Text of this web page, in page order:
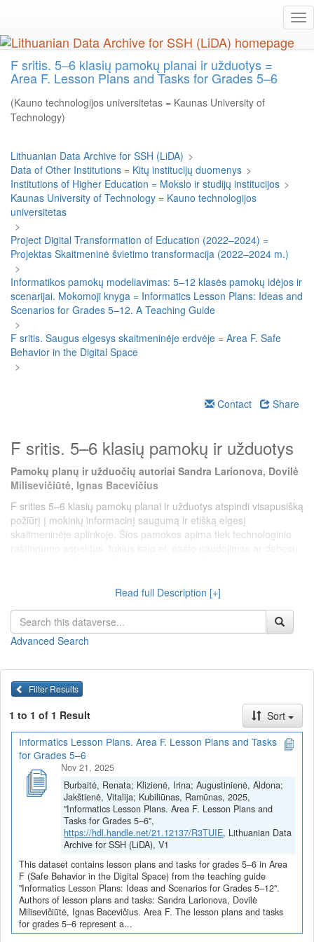
main
content
F sritis. 5–6 klasių pamokų planai ir užduotys =
Area F. Lesson Plans and Tasks for Grades 5–6
(Kauno technologijos universitetas = Kaunas University of
Technology)
Lithuanian Data Archive for SSH (LiDA) >
Data of Other Institutions = Kitų institucijų duomenys >
Institutions of Higher Education = Mokslo ir studijų institucijos >
Kaunas University of Technology = Kauno technologijos
universitetas
>
Project Digital Transformation of Education (2022–2024) =
Projektas Skaitmeninė švietimo transformacija (2022–2024 m.)
>
Informatikos pamokų modeliavimas: 5–12 klasės pamokų idėjos ir
scenarijai. Mokomoji knyga = Informatics Lesson Plans: Ideas and
Scenarios for Grades 5–12. A Teaching Guide
>
F sritis. Saugus elgesys skaitmeninėje erdvėje = Area F. Safe
Behavior in the Digital Space
>
Contact Share
F sritis. 5–6 klasių pamokų ir užduotys
Pamokų planų ir užduočių autoriai Sandra Larionova, Dovilė
Milisevičiūtė, Ignas Bacevičius
F srities 5–6 klasių pamokų planai ir užduotys atspindi visapusišką
požiūrį į mokinių informacinį saugumą ir etišką elgesį
skaitmeninėje aplinkoje. Šios pamokos apima tiek technologinio
skaitmeninį etiką ar atsakomybę virtualioje erdvėje. Temų įvairovė
sąmoningumą.
Pamokų planai ir užduotys
Kaip taisyklingai dirbti kompiuteriu (Sandra Larionova)
Skaitmeninių technologijų poveikis aplinkai (Sandra
Saugus bendravimas virtualiojoje erdvėje (Sandra
Larionova)
Kibernetinės grėsmės, 1 pamoka (Sandra Larionova)
Kibernetinės grėsmės, 2 pamoka (Sandra Larionova)
Saugus elgesys virtualioje/kibernetinėje erdvėje (Dovilė
Milisevičiūtė)
El. pašto programa, struktūra, privalumai (Ignas Bacevičius)
Skirtingų el. pašto programų palyginimai, naudojimosi
el.pašto programa scenarijaus kūrimas (Ignas Bacevičius)
Saugaus ir tvarkingo bendravimo taisyklės, bendravimo
Debesų technologijos, Google Diskas (Ignas Bacevičius)
Visi F srities pamokų planai ir užduotys
Pamokų planai ir užduotys parengti vykdant projektą „Skaitmeninė
švietimo transformacija („EdTech“)
Read full Description [+]
Advanced Search
Filter Results
1 to 1 of 1 Result
Sort
Informatics Lesson Plans. Area F. Lesson Plans and Tasks
for Grades 5–6
Nov 21, 2025
Burbaitė, Renata; Klizienė, Irina; Augustinienė, Aldona;
Jakštienė, Vitalija; Kubiliūnas, Ramūnas, 2025,
"Informatics Lesson Plans. Area F. Lesson Plans and
Tasks for Grades 5–6",
https://hdl.handle.net/21.12137/R3TUIE, Lithuanian Data
Archive for SSH (LiDA), V1
This dataset contains lesson plans and tasks for grades 5–6 in Area
F (Safe Behavior in the Digital Space) from the teaching guide
"Informatics Lesson Plans: Ideas and Scenarios for Grades 5–12".
Authors of lesson plans and tasks: Sandra Larionova, Dovilė
Milisevičiūtė, Ignas Bacevičius. Area F. The lesson plans and tasks
for grades 5–6 represent a...